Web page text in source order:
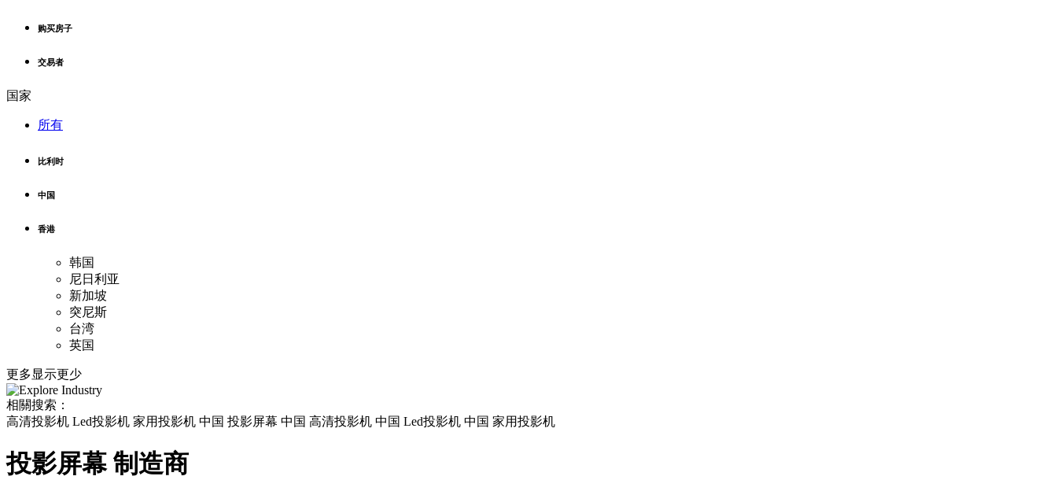
购买房子
交易者
国家
所有
比利时
中国
香港
韩国
尼日利亚
新加坡
突尼斯
台湾
英国
更多显示更少
相關搜索：
高清投影机 Led投影机 家用投影机 中国 投影屏幕 中国 高清投影机 中国 Led投影机 中国 家用投影机
投影屏幕 制造商